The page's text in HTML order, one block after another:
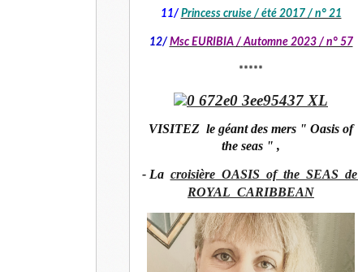
11/ Princess cruise / été 2017 / n° 21
12/ Msc EURIBIA / Automne 2023 / n° 57
*****
VISITEZ le géant des mers " Oasis of
the seas " ,
- La croisière OASIS of the SEAS de
ROYAL CARIBBEAN